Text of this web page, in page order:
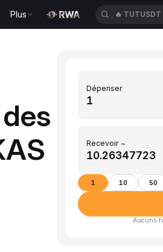
Plus 🔥 TUTUSDT
Dépenser
Recevoir ~
1 10 50
Aucuns